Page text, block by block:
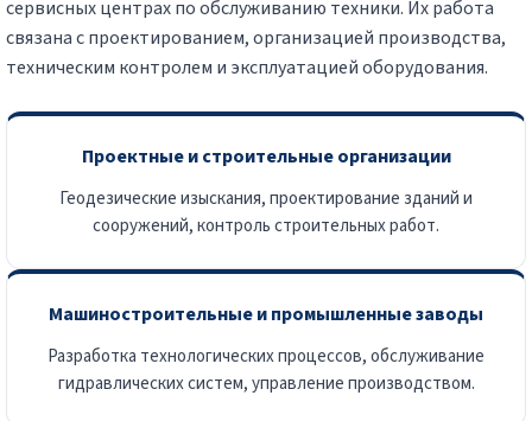
сервисных центрах по обслуживанию техники. Их работа
связана с проектированием, организацией производства,
техническим контролем и эксплуатацией оборудования.
Проектные и строительные организации
Геодезические изыскания, проектирование зданий и
сооружений, контроль строительных работ.
Машиностроительные и промышленные заводы
Разработка технологических процессов, обслуживание
гидравлических систем, управление производством.